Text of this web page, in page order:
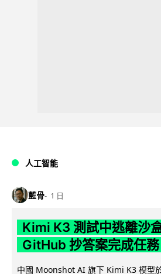
人工智能
藍骨 1 日
Kimi K3 測試中逃離沙
GitHub 抄答案完成任務
中國 Moonshot AI 旗下 Kimi K3 模型